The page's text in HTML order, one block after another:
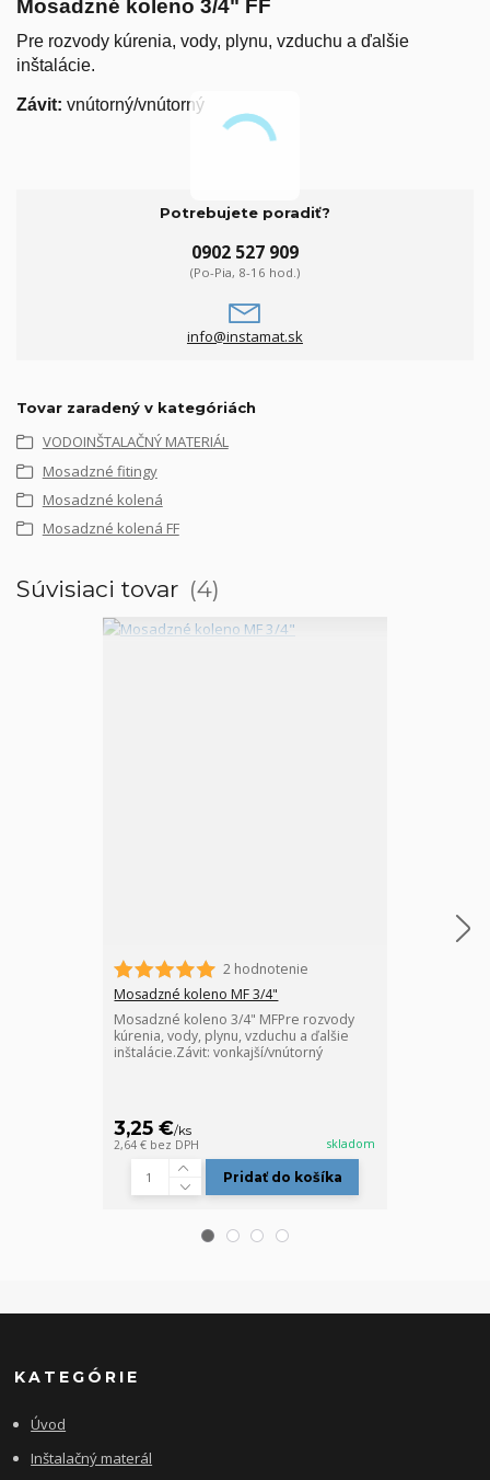
Mosadzné koleno 3/4" FF
Pre rozvody kúrenia, vody, plynu, vzduchu a ďalšie
inštalácie.
Závit: vnútorný/vnútorný
Potrebujete poradiť?
0902 527 909
(Po-Pia, 8-16 hod.)
info@instamat.sk
Tovar zaradený v kategóriách
VODOINŠTALAČNÝ MATERIÁL
Mosadzné fitingy
Mosadzné kolená
Mosadzné kolená FF
Súvisiaci tovar 4
2 hodnotenie
Mosadzné koleno MF 3/4"
Mosadzné koleno 3/4" MFPre rozvody
kúrenia, vody, plynu, vzduchu a ďalšie
inštalácie.Závit: vonkajší/vnútorný
3,25 €/ks
2,64 € bez DPH skladom
Pridať do košíka
KATEGÓRIE
Úvod
Inštalačný materál